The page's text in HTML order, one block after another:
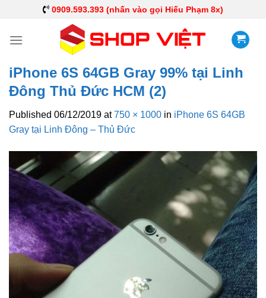
0909.593.393 (nhấn vào gọi Hiếu Phạm 8x)
iPhone 6S 64GB Gray 99% tại Linh
Đông Thủ Đức HCM (2)
Published 06/12/2019 at750 × 1000 in iPhone 6S 64GB
Gray tại Linh Đông – Thủ Đức